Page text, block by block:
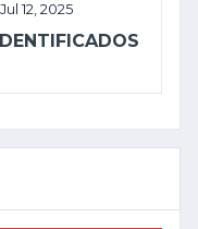
Jul 12, 2025